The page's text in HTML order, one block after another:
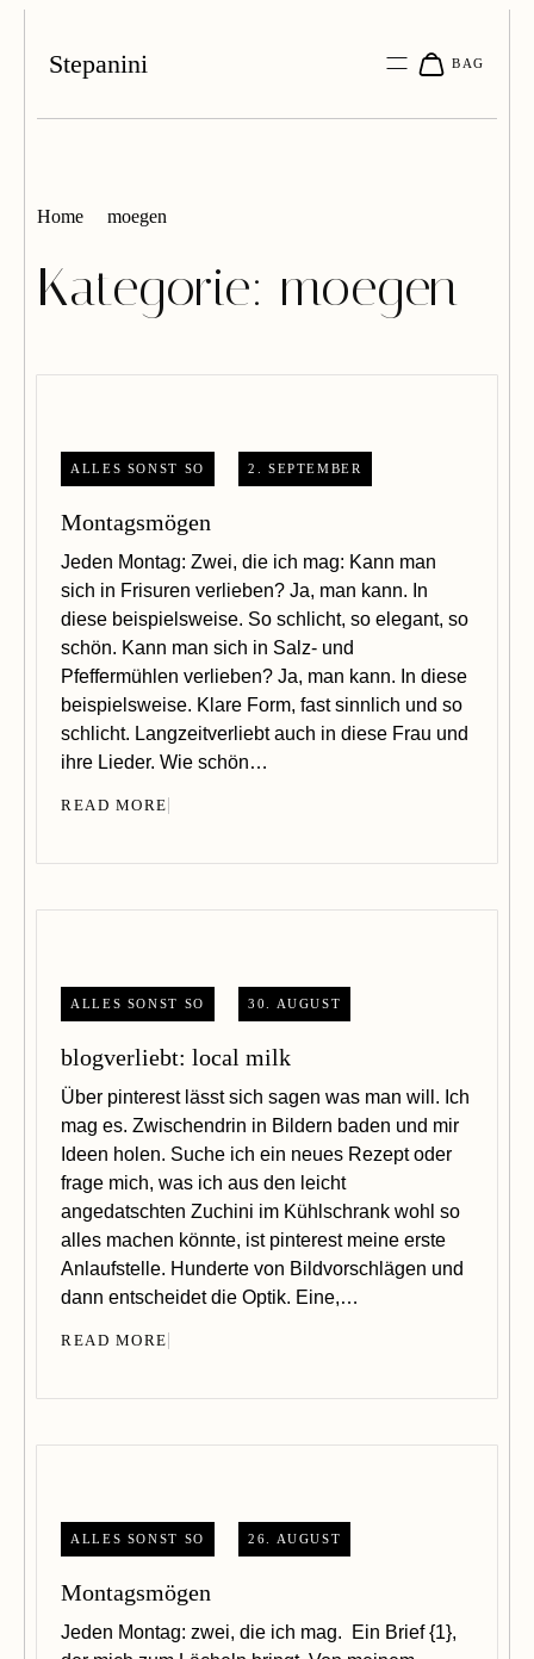
Stepanini
Home moegen
Kategorie: moegen
2. SEPTEMBER
ALLES SONST SO
Montagsmögen
Jeden Montag: Zwei, die ich mag: Kann man
sich in Frisuren verlieben? Ja, man kann. In
diese beispielsweise. So schlicht, so elegant, so
schön. Kann man sich in Salz- und
Pfeffermühlen verlieben? Ja, man kann. In diese
beispielsweise. Klare Form, fast sinnlich und so
schlicht. Langzeitverliebt auch in diese Frau und
ihre Lieder. Wie schön…
READ MORE
30. AUGUST
ALLES SONST SO
blogverliebt: local milk
Über pinterest lässt sich sagen was man will. Ich
mag es. Zwischendrin in Bildern baden und mir
Ideen holen. Suche ich ein neues Rezept oder
frage mich, was ich aus den leicht
angedatschten Zuchini im Kühlschrank wohl so
alles machen könnte, ist pinterest meine erste
Anlaufstelle. Hunderte von Bildvorschlägen und
dann entscheidet die Optik. Eine,…
READ MORE
26. AUGUST
ALLES SONST SO
Montagsmögen
Jeden Montag: zwei, die ich mag. Ein Brief {1},